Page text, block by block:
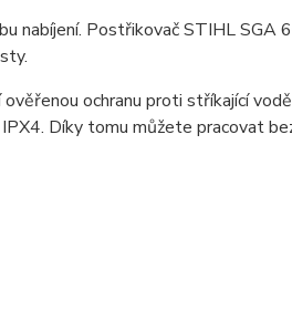
nabíjení. Postřikovač STIHL SGA
ochranu proti stříkající
Díky tomu můžete pracovat